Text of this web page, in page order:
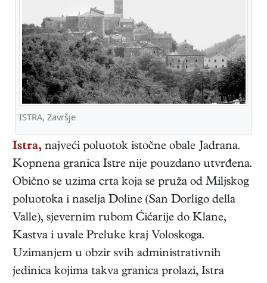
ISTRA, Završje
Istra, najveći poluotok istočne obale Jadrana.
Kopnena granica Istre nije pouzdano utvrđena.
Obično se uzima crta koja se pruža od Miljskog
poluotoka i naselja Doline (San Dorligo della
Valle), sjevernim rubom Ćićarije do Klane,
Kastva i uvale Preluke kraj Voloskoga.
Uzimanjem u obzir svih administrativnih
jedinica kojima takva granica prolazi, Istra